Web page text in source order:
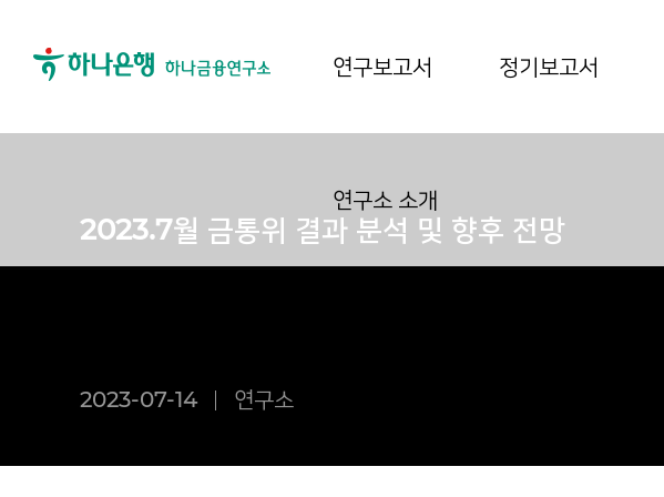
연구보고서 정기보고서
연구소 소개
2023.7월 금통위 결과 분석 및 향후 전망
2023-07-14 연구소